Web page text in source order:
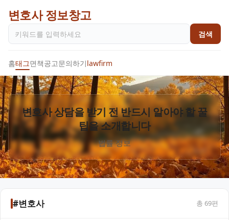
변호사 정보창고
검색
홈태그면책공고문의하기lawfirm
변호사 상담을 받기 전 반드시 알아야 할 꿀
팁을 소개합니다
법률 정보
#변호사 총 69편